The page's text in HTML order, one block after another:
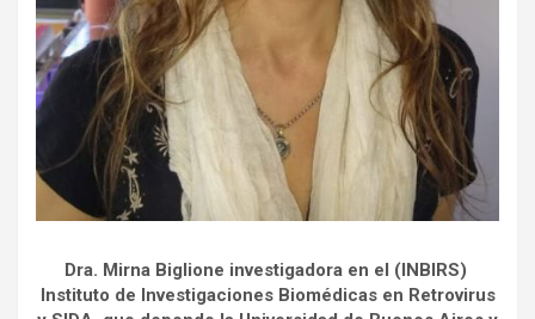
Dra. Mirna Biglione investigadora en el (INBIRS)
Instituto de Investigaciones Biomédicas en Retrovirus